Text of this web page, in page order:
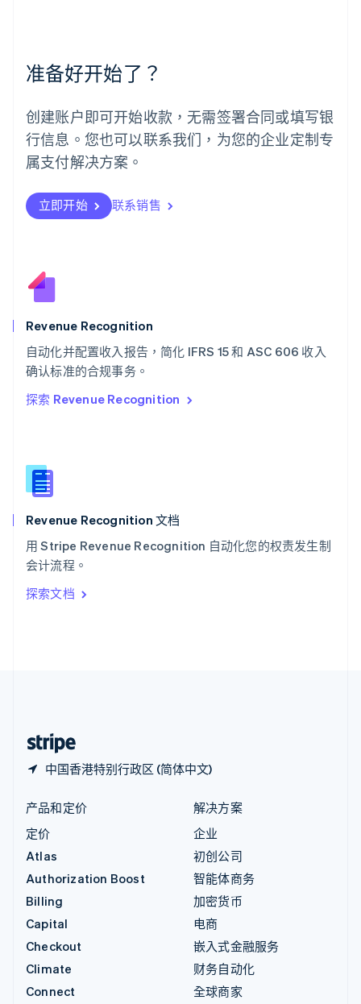
准备好开始了？
创建账户即可开始收款，无需签署合同或填写银
行信息。您也可以联系我们，为您的企业定制专
属支付解决方案。
立即开始 联系销售
Revenue Recognition
自动化并配置收入报告，简化 IFRS 15 和 ASC 606 收入
确认标准的合规事务。
探索 Revenue Recognition
Revenue Recognition 文档
用 Stripe Revenue Recognition 自动化您的权责发生制
会计流程。
探索文档
中国香港特别行政区 (简体中文)
墨西哥
EspañolEnglish
English
葡萄牙
PortuguêsEnglish
日本
瑞典
Svenska English
瑞士
English
斯洛文尼亚
Italiano
泰国
ไทยEnglish
English
English
新西兰
匈牙利
意大利
Italiano
印度
English
产品和定价
定价
Atlas
Authorization Boost
Billing
Capital
Checkout
Climate
Connect
解决方案
企业
初创公司
智能体商务
加密货币
电商
嵌入式金融服务
财务自动化
全球商家